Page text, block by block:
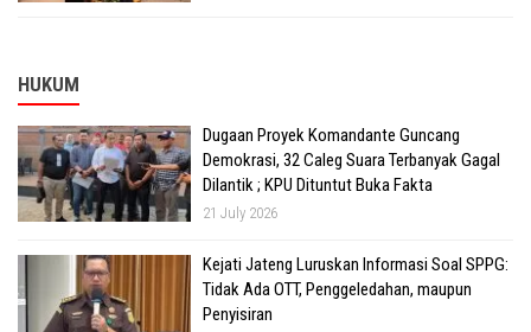
HUKUM
Dugaan Proyek Komandante Guncang
Demokrasi, 32 Caleg Suara Terbanyak Gagal
Dilantik ; KPU Dituntut Buka Fakta
21 July 2026
Kejati Jateng Luruskan Informasi Soal SPPG:
Tidak Ada OTT, Penggeledahan, maupun
Penyisiran